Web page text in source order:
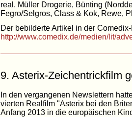
real, Müller Drogerie, Bünting
Fegro/Selgros, Class & Kok, Rewe,
Der bebilderte Artikel in der
http://www.comedix.de/medien/lit/
9. Asterix-Zeichentrickfilm
In den vergangenen Newslettern
vierten Realfilm "Asterix bei den
Anfang 2013 in die europäischen